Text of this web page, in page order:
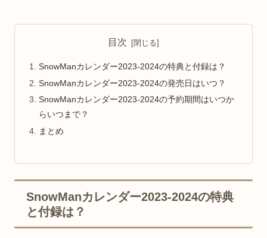
目次
SnowManカレンダー2023-2024の特典と付録は？
SnowManカレンダー2023-2024の発売日はいつ？
SnowManカレンダー2023-2024の予約期間はいつか
らいつまで？
まとめ
SnowManカレンダー2023-2024の特典
と付録は？